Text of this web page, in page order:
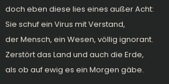
doch eben diese lies eines außer Acht:
Sie schuf ein Virus mit Verstand,
der Mensch, ein Wesen, völlig ignorant.
Zerstört das Land und auch die Erde,
als ob auf ewig es ein Morgen gäbe.